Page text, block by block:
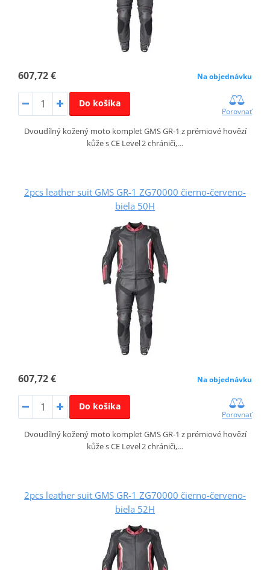
607,72 € Na objednávku
Do košíka
Porovnať
Dvoudílný kožený moto komplet GMS GR‑1 z prémiové hovězí
kůže s CE Level 2 chrániči,…
2pcs leather suit GMS GR-1 ZG70000 čierno-červeno-
biela 50H
607,72 € Na objednávku
Do košíka
Porovnať
Dvoudílný kožený moto komplet GMS GR‑1 z prémiové hovězí
kůže s CE Level 2 chrániči,…
2pcs leather suit GMS GR-1 ZG70000 čierno-červeno-
biela 52H